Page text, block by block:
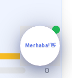
0
Merhaba! 👋